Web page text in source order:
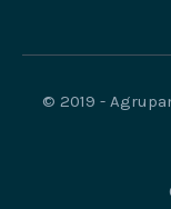
© 2019 -